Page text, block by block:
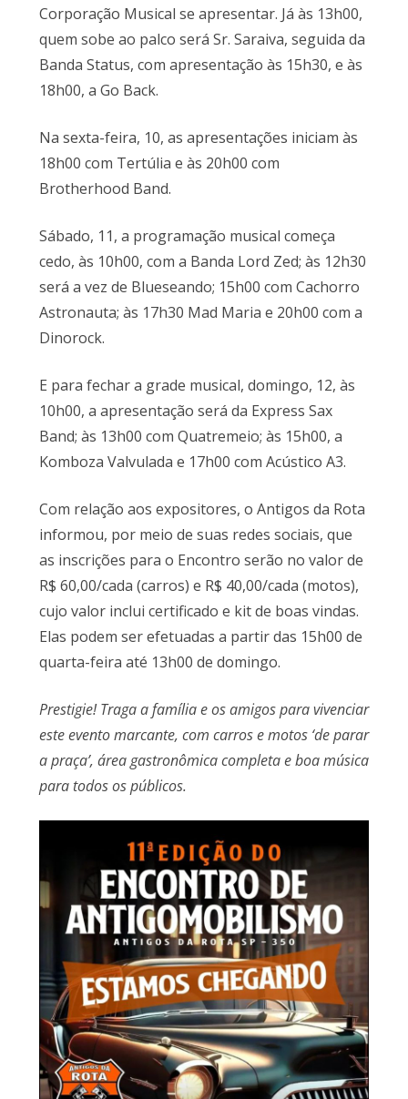
Corporação Musical se apresentar. Já às 13h00,
quem sobe ao palco será Sr. Saraiva, seguida da
Banda Status, com apresentação às 15h30, e às
18h00, a Go Back.
Na sexta-feira, 10, as apresentações iniciam às
18h00 com Tertúlia e às 20h00 com
Brotherhood Band.
Sábado, 11, a programação musical começa
cedo, às 10h00, com a Banda Lord Zed; às 12h30
será a vez de Blueseando; 15h00 com Cachorro
Astronauta; às 17h30 Mad Maria e 20h00 com a
Dinorock.
E para fechar a grade musical, domingo, 12, às
10h00, a apresentação será da Express Sax
Band; às 13h00 com Quatremeio; às 15h00, a
Komboza Valvulada e 17h00 com Acústico A3.
Com relação aos expositores, o Antigos da Rota
informou, por meio de suas redes sociais, que
as inscrições para o Encontro serão no valor de
R$ 60,00/cada (carros) e R$ 40,00/cada (motos),
cujo valor inclui certificado e kit de boas vindas.
Elas podem ser efetuadas a partir das 15h00 de
quarta-feira até 13h00 de domingo.
Prestigie! Traga a família e os amigos para vivenciar
este evento marcante, com carros e motos ‘de parar
a praça’, área gastronômica completa e boa música
para todos os públicos.